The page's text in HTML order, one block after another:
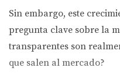
Sin embargo, este
pregunta clave sobre la
transparentes son
que salen al mercado?